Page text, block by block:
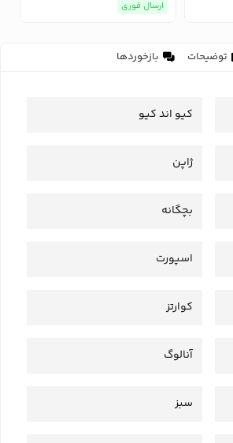
ارسال فوری
توضیحات بازخوردها
کیو اند کیو
ژاپن
بچگانه
اسپورت
کوارتز
آنالوگ
سبز